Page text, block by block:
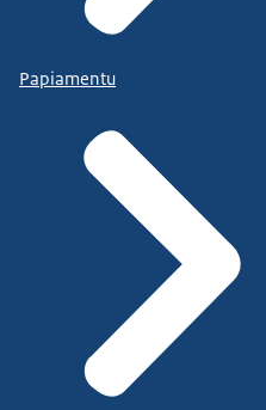
Papiamentu